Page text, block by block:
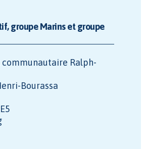
groupe Marins et groupe
Ralph-
Bourassa